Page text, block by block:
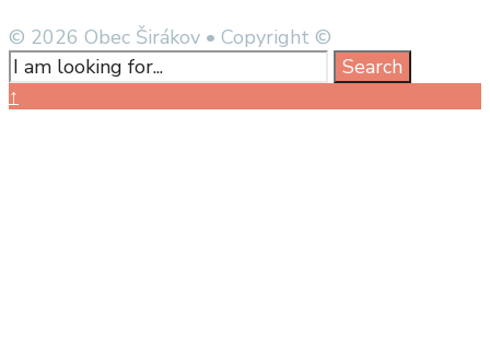
Window
© 2026 Obec Širákov • Copyright ©
Search
for:
Search
Close
↑